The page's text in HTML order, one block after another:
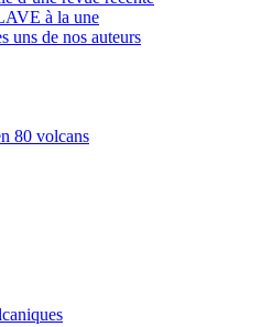
à la une
uns de nos auteurs
80 volcans